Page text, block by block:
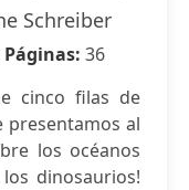
Schreiber
36
cinco filas de
presentamos al
los océanos
dinosaurios!